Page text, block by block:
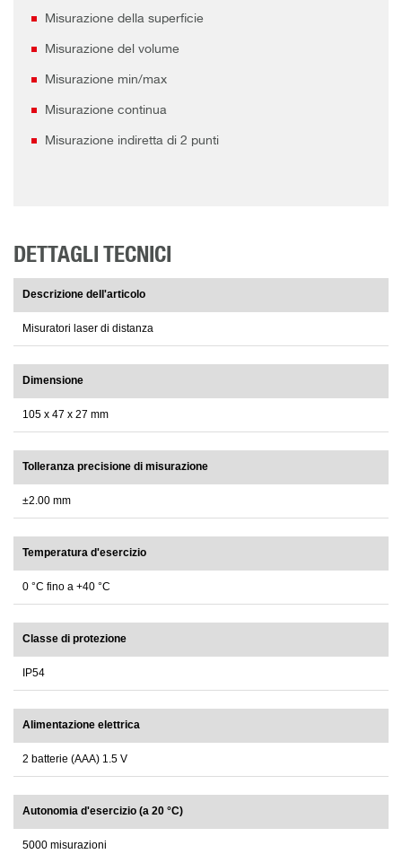
Misurazione della superficie
Misurazione del volume
Misurazione min/max
Misurazione continua
Misurazione indiretta di 2 punti
DETTAGLI TECNICI
Descrizione dell'articolo
Misuratori laser di distanza
Dimensione
105 x 47 x 27 mm
Tolleranza precisione di misurazione
±2.00 mm
Temperatura d'esercizio
0 °C fino a +40 °C
Classe di protezione
IP54
Alimentazione elettrica
2 batterie (AAA) 1.5 V
Autonomia d'esercizio (a 20 °C)
5000 misurazioni